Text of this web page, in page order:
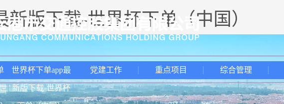
新版下载-世界杯下单（中国）
世界杯下单app最
新版下载-世界杯
党建工作 重点项目 综合管理